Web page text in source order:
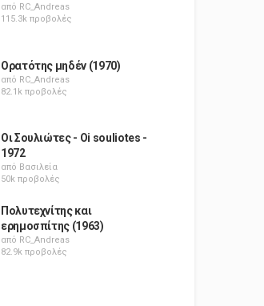
από RC_Andreas
115.3k προβολές
Ορατότης μηδέν (1970)
από RC_Andreas
82.1k προβολές
Οι Σουλιώτες - Oi souliotes -
1972
από Βασιλεία
50k προβολές
Πολυτεχνίτης και
ερημοσπίτης (1963)
από RC_Andreas
82.9k προβολές